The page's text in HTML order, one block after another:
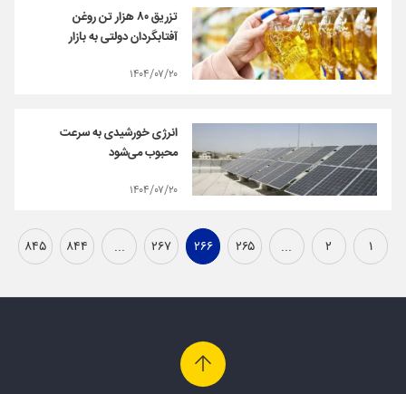
تزریق ۸۰ هزار تن روغن
آفتابگردان دولتی به بازار
۱۴۰۴/۰۷/۲۰
انرژی خورشیدی به سرعت
محبوب می‌شود
۱۴۰۴/۰۷/۲۰
۱ ۲ ... ۲۶۵ ۲۶۶ ۲۶۷ ... ۸۴۴ ۸۴۵